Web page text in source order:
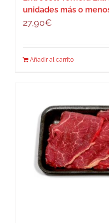
unidades más o
27,90€
Añadir al carrito